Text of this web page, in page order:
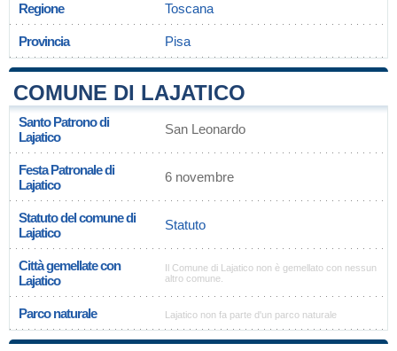
Regione Toscana
Provincia Pisa
COMUNE DI LAJATICO
Santo Patrono di
Lajatico
San Leonardo
Festa Patronale di
Lajatico
6 novembre
Statuto del comune di
Lajatico
Statuto
Città gemellate con
Lajatico
Il Comune di Lajatico non è gemellato con nessun
altro comune.
Parco naturale Lajatico non fa parte d'un parco naturale